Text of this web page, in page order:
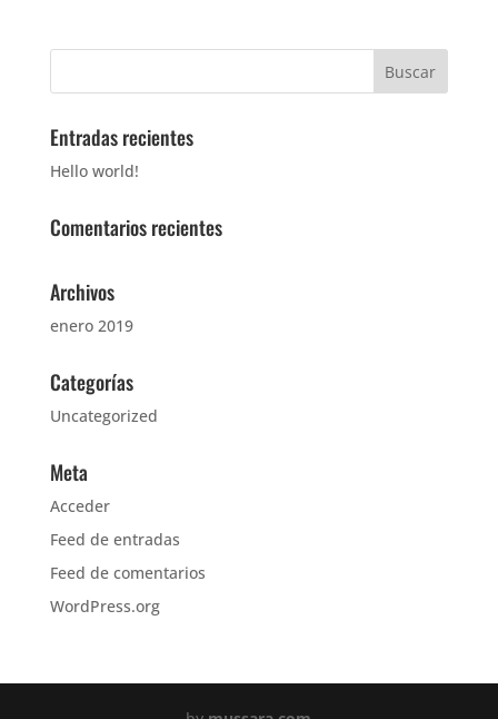
Entradas recientes
Hello world!
Comentarios recientes
Archivos
enero 2019
Categorías
Uncategorized
Meta
Acceder
Feed de entradas
Feed de comentarios
WordPress.org